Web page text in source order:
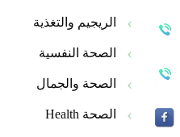
الريجيم والتغذية
الصحة النفسية
الصحة والجمال
الصحة Health